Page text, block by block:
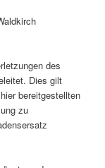
des
Dies gilt
bereitgestellten
zu